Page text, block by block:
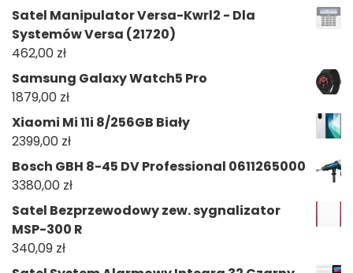
Satel Manipulator Versa-Kwrl2 - Dla
Systemów Versa (21720)
462,00 zł
Samsung Galaxy Watch5 Pro
1879,00 zł
Xiaomi Mi 11i 8/256GB Biały
2399,00 zł
Bosch GBH 8-45 DV Professional 0611265000
3380,00 zł
Satel Bezprzewodowy zew. sygnalizator
MSP-300 R
340,09 zł